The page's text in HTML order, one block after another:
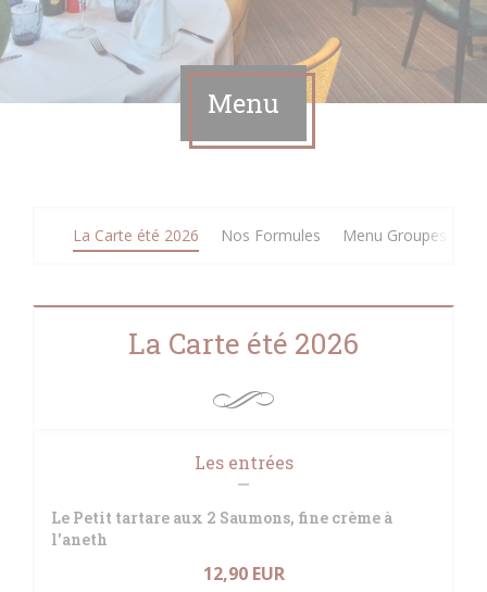
Menu
La Carte été 2026 Nos Formules Menu Groupes
La Carte été 2026
Les entrées
Le Petit tartare aux 2 Saumons, fine crème à
l'aneth
12,90 EUR